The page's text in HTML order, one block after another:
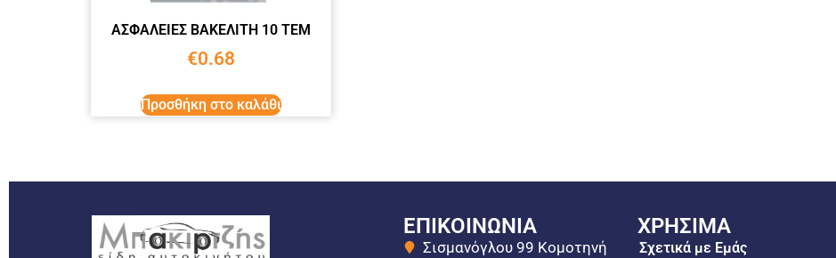
ΑΣΦΑΛΕΙΕΣ ΒΑΚΕΛΙΤΗ 10 ΤΕΜ
€0.68
Προσθήκη στο καλάθι
ΕΠΙΚΟΙΝΩΝΙΑ
Σισμανόγλου 99 Κομοτηνή
ΧΡΗΣΙΜΑ
Σχετικά με Εμάς